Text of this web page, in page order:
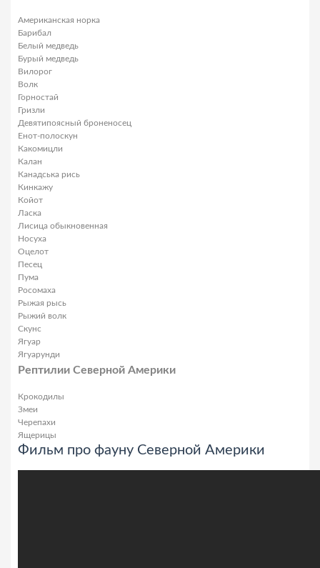
Американская норка
Барибал
Белый медведь
Бурый медведь
Вилорог
Волк
Горностай
Гризли
Девятипоясный броненосец
Енот-полоскун
Какомицли
Калан
Канадська рись
Кинкажу
Койот
Ласка
Лисица обыкновенная
Носуха
Оцелот
Песец
Пума
Росомаха
Рыжая рысь
Рыжий волк
Скунс
Ягуар
Ягуарунди
Рептилии Северной Америки
Крокодилы
Змеи
Черепахи
Ящерицы
Фильм про фауну Северной Америки